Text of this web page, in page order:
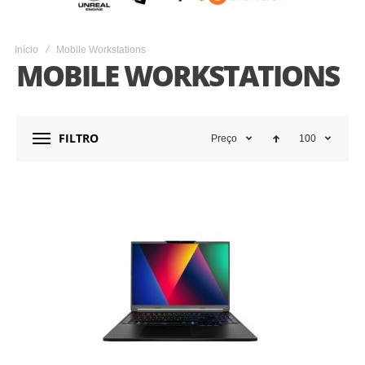
Início Mobile Workstations
MOBILE WORKSTATIONS
FILTRO Preço 100